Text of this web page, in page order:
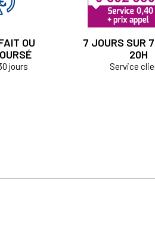
OU
jours
7 JOURS SUR
20H
Service